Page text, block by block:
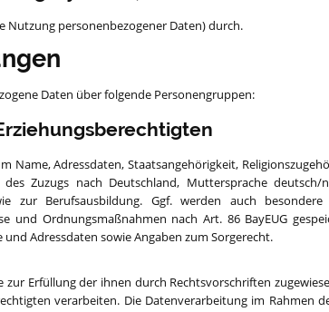
Nutzung personenbezogener Daten) durch.
Daten über folgende Personengruppen:
Name, Adressdaten, Staatsangehörigkeit,
Zuzugs nach Deutschland, Muttersprache deutsch/
zur Berufsausbildung. Ggf. werden auch besondere
und Ordnungsmaßnahmen nach Art. 86 BayEUG
Adressdaten sowie Angaben zum Sorgerecht.
zur Erfüllung der ihnen durch Rechtsvorschriften
verarbeiten. Die Datenverarbeitung im Rahmen